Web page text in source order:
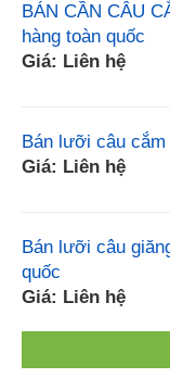
BÁN CẦN CÂU
hàng toàn quốc
Giá: Liên hệ
Bán lưỡi câu
Giá: Liên hệ
Bán lưỡi câu
quốc
Giá: Liên hệ